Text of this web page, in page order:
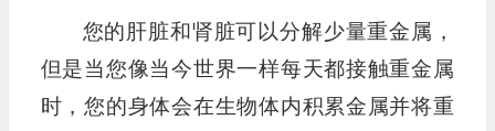
您的肝脏和肾脏可以分解少量重金属，
但是当您像当今世界一样每天都接触重金属
时，您的身体会在生物体内积累金属并将重